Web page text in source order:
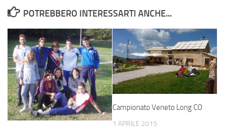
POTREBBERO INTERESSARTI ANCHE...
Campionato Veneto Long CO
1 APRILE 2015